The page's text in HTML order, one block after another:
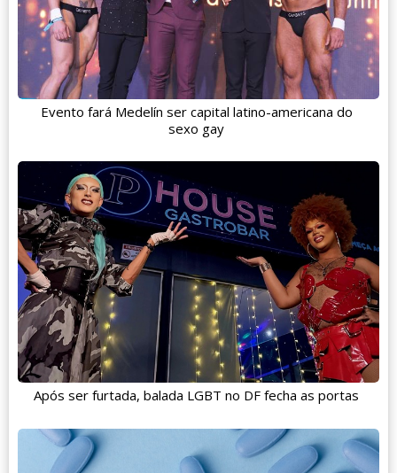
Evento fará Medelín ser capital latino-americana do
sexo gay
Após ser furtada, balada LGBT no DF fecha as portas